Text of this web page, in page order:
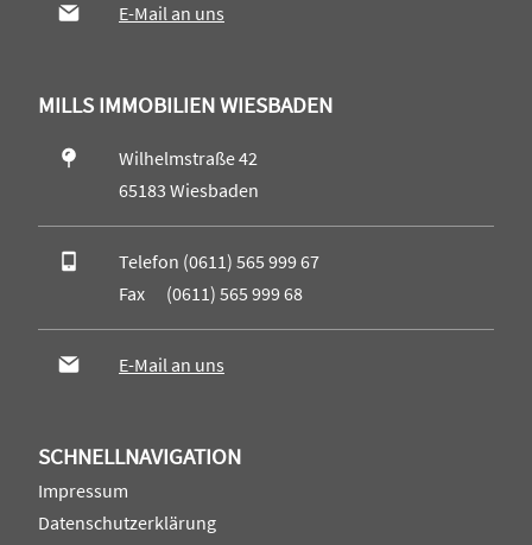
E-Mail an uns
MILLS IMMOBILIEN WIESBADEN
Wilhelmstraße 42
65183 Wiesbaden
Telefon (0611) 565 999 67
Fax (0611) 565 999 68
E-Mail an uns
SCHNELLNAVIGATION
Impressum
Datenschutzerklärung